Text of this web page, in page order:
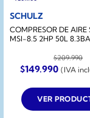
SCHULZ
COMPRESOR DE AIRE
MSI-8.5 2HP 50L
$209.990
El
precio
original
era:
$209.990.
$149.990El
precio
actual
es:
(IVA
VER